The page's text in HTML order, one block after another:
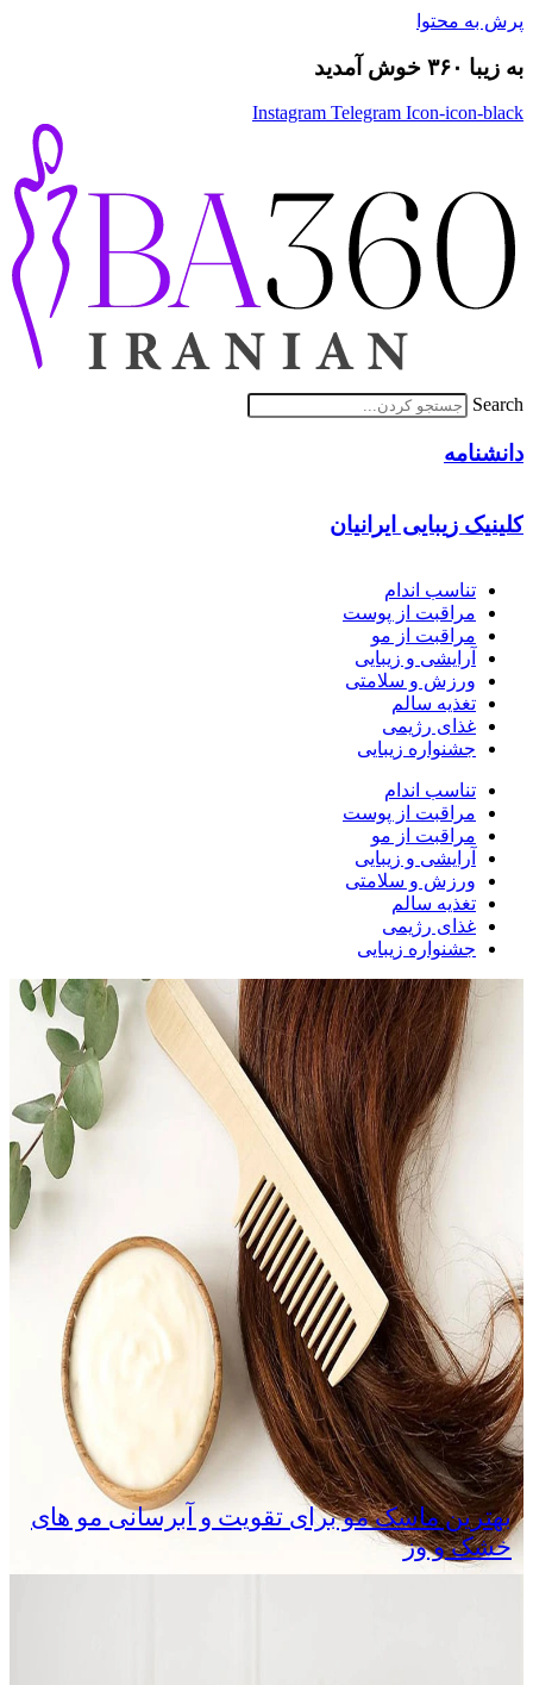
پرش به محتوا
به زیبا ۳۶۰ خوش آمدید
Instagram Telegram Icon-icon-black
Search
دانشنامه
کلینیک زیبایی ایرانیان
تناسب اندام
مراقبت از پوست
مراقبت از مو
آرایشی و زیبایی
ورزش و سلامتی
تغذیه سالم
غذای رژیمی
جشنواره زیبایی
تناسب اندام
مراقبت از پوست
مراقبت از مو
آرایشی و زیبایی
ورزش و سلامتی
تغذیه سالم
غذای رژیمی
جشنواره زیبایی
بهترین ماسک مو برای تقویت و آبرسانی مو های
خشک و وز